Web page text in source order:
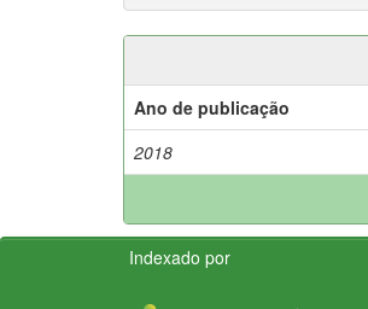
Ano de publicação
2018
Indexado por